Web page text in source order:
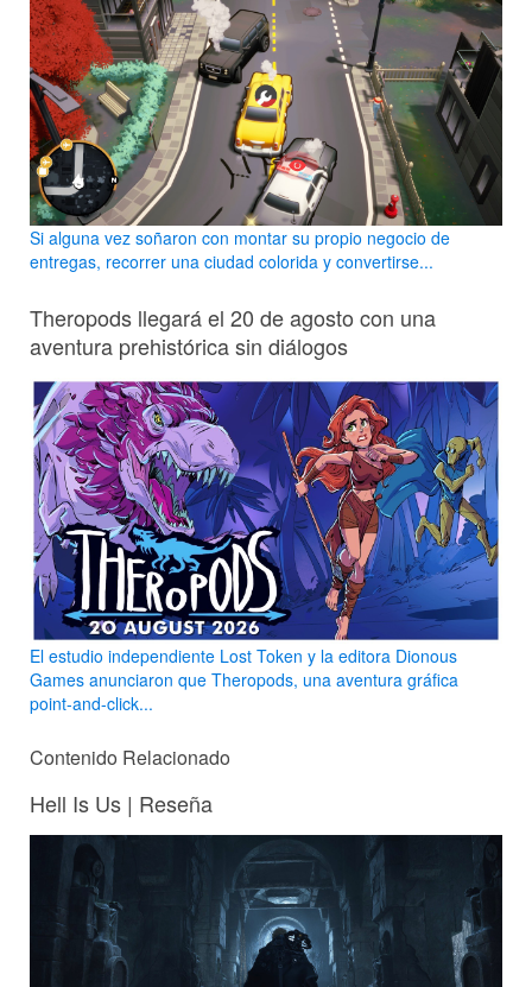
Si alguna vez soñaron con montar su propio negocio de
entregas, recorrer una ciudad colorida y convertirse...
Theropods llegará el 20 de agosto con una
aventura prehistórica sin diálogos
El estudio independiente Lost Token y la editora Dionous
Games anunciaron que Theropods, una aventura gráfica
point-and-click...
Contenido Relacionado
Hell Is Us | Reseña